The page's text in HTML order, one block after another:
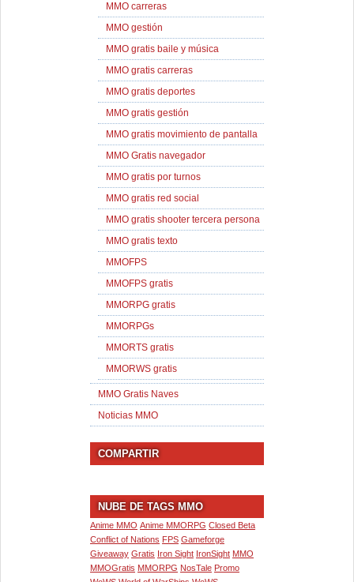
MMO carreras
MMO gestión
MMO gratis baile y música
MMO gratis carreras
MMO gratis deportes
MMO gratis gestión
MMO gratis movimiento de pantalla
MMO Gratis navegador
MMO gratis por turnos
MMO gratis red social
MMO gratis shooter tercera persona
MMO gratis texto
MMOFPS
MMOFPS gratis
MMORPG gratis
MMORPGs
MMORTS gratis
MMORWS gratis
MMO Gratis Naves
Noticias MMO
COMPARTIR
NUBE DE TAGS MMO
Anime MMO Anime MMORPG Closed Beta
Conflict of Nations FPS Gameforge
Giveaway Gratis Iron Sight IronSight MMO
MMOGratis MMORPG NosTale Promo